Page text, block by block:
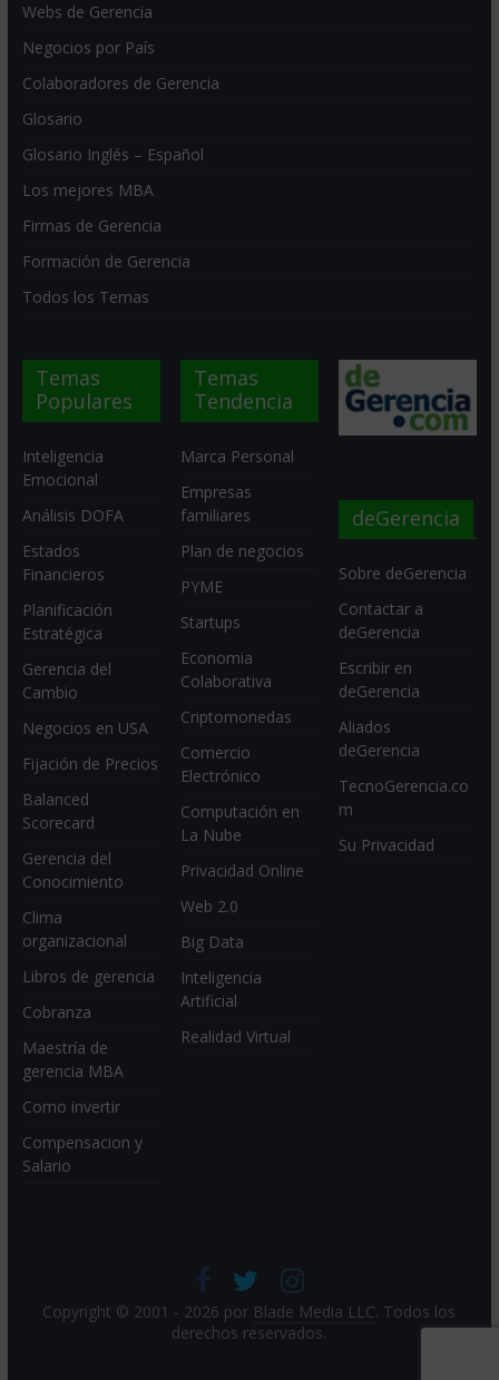
Webs de Gerencia
Negocios por País
Colaboradores de Gerencia
Glosario
Glosario Inglés – Español
Los mejores MBA
Firmas de Gerencia
Formación de Gerencia
Todos los Temas
Temas
Populares
Inteligencia
Emocional
Análisis DOFA
Estados
Financieros
Planificación
Estratégica
Gerencia del
Cambio
Negocios en USA
Fijación de Precios
Balanced
Scorecard
Gerencia del
Conocimiento
Clima
organizacional
Libros de gerencia
Cobranza
Maestría de
gerencia MBA
Como invertir
Compensacion y
Salario
Temas
Tendencia
Marca Personal
Empresas
familiares
Plan de negocios
PYME
Startups
Economia
Colaborativa
Criptomonedas
Comercio
Electrónico
Computación en
La Nube
Privacidad Online
Web 2.0
Big Data
Inteligencia
Artificial
Realidad Virtual
deGerencia
Sobre deGerencia
Contactar a
deGerencia
Escribir en
deGerencia
Aliados
deGerencia
TecnoGerencia.co
m
Su Privacidad
Copyright © 2001 - 2026 por Blade Media LLC. Todos los
derechos reservados.